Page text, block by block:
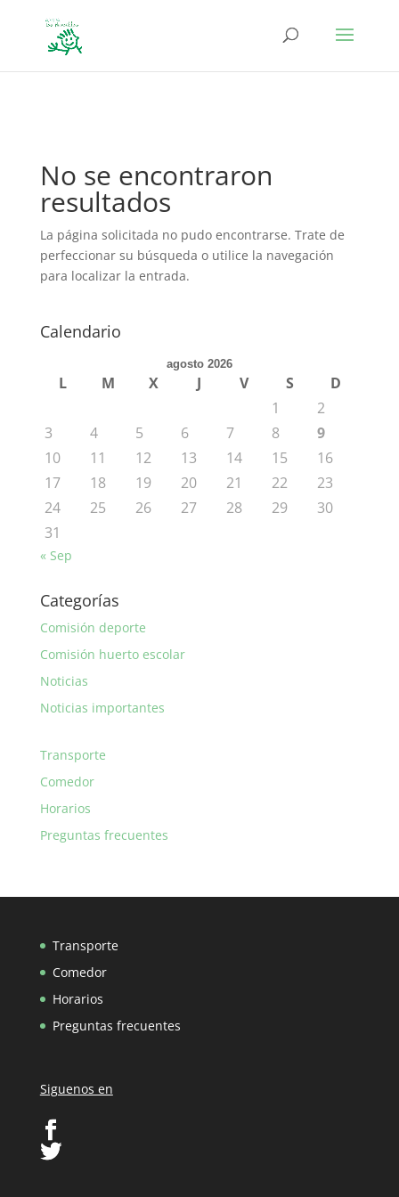
No se encontraron
resultados
La página solicitada no pudo encontrarse. Trate de
perfeccionar su búsqueda o utilice la navegación
para localizar la entrada.
Calendario
agosto 2026
L M X J V S
D
1
2
3
4 5 6 7 8
9
10
11 12 13 14 15
16
17
18 19 20 21 22
23
24
25 26 27 28 29
30
31
« Sep
Categorías
Comisión deporte
Comisión huerto escolar
Noticias
Noticias importantes
Transporte
Comedor
Horarios
Preguntas frecuentes
Transporte
Comedor
Horarios
Preguntas frecuentes
Siguenos en